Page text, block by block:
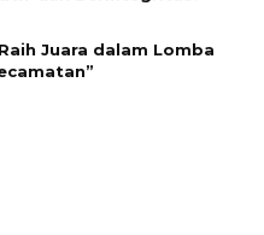
Juara dalam Lomba